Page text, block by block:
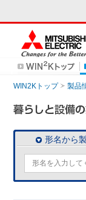
WIN2Kトップ 製品
形名から